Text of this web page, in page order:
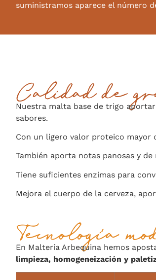
suministramos aparece el número
Calidad de
Nuestra malta base de trigo
sabores.
Con un ligero valor proteico mayor
También aporta notas panosas y
Tiene suficientes enzimas para
Mejora el cuerpo de la cerveza,
Tecnología
En Maltería Arbequina hemos
limpieza, homogeneización y